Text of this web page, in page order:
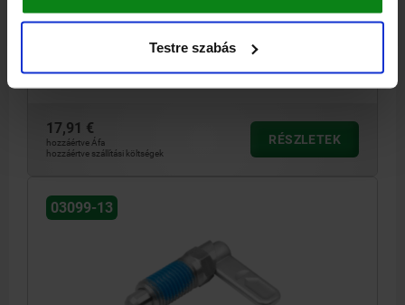
Testre szabás
MENET=M12 D2=12 HOSSZ=47,4 L3=19 B=10,8 B1=3,6
RUGÓERŐ, VÉGSŐ F2 KB. N=15
17,91 €
hozzáértve Áfa
hozzáértve szállítási költségek
RÉSZLETEK
03099-13